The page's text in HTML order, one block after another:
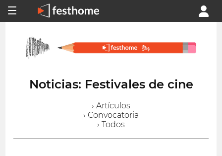
Noticias: Festivales de cine
› Artículos
› Convocatoria
› Todos